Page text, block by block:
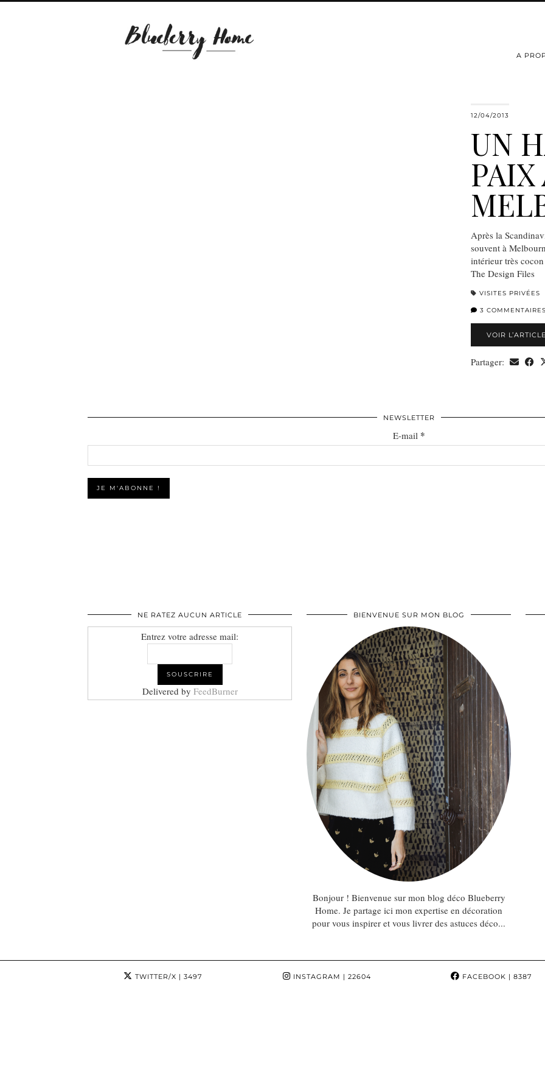
A
12/04/2013
UN
PAIX
Après la
souvent à
intérieur très
The Design Files
VISITES PRIVÉES
3
VOIR
Partager:
NEWSLETTER
E-mail *
NE RATEZ AUCUN ARTICLE
Entrez votre adresse mail:
Delivered by FeedBurner
BIENVENUE SUR MON BLOG
Bonjour ! Bienvenue sur mon blog déco Blueberry
Home. Je partage ici mon expertise en décoration
pour vous inspirer et vous livrer des astuces déco...
TWITTER/X | 3497 INSTAGRAM | 22604 FACEBOOK | 8387